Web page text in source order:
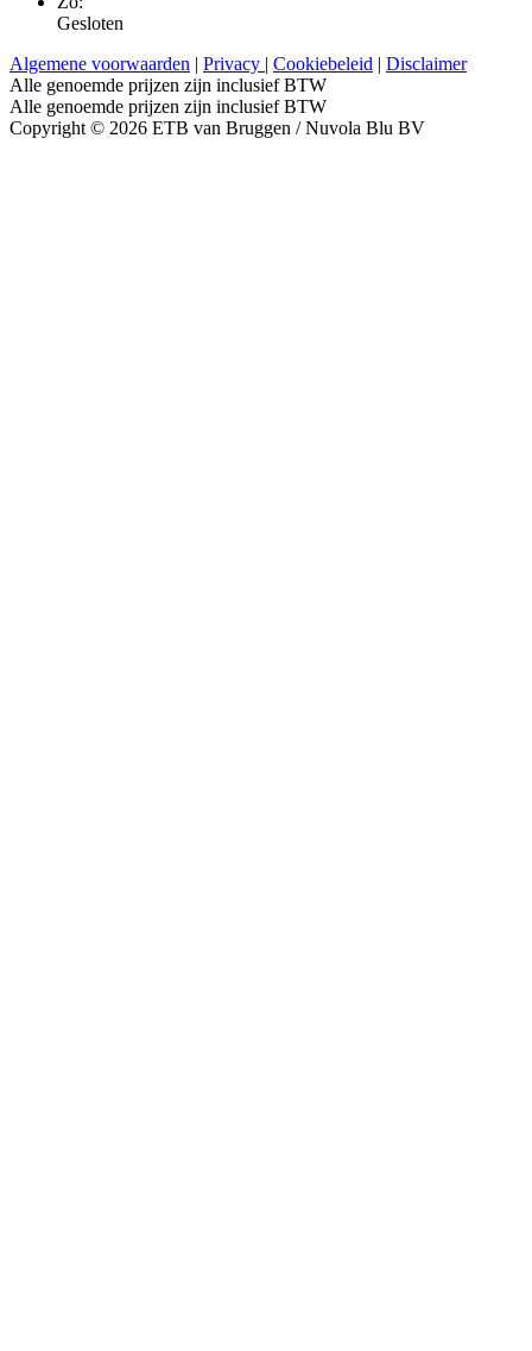
Gesloten
Algemene voorwaarden | Privacy | Cookiebeleid | Disclaimer
Alle genoemde prijzen zijn inclusief BTW
Alle genoemde prijzen zijn inclusief BTW
Copyright © 2026 ETB van Bruggen / Nuvola Blu BV